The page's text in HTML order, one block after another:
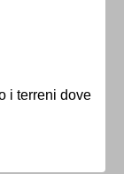
i terreni dove
pazzesca.